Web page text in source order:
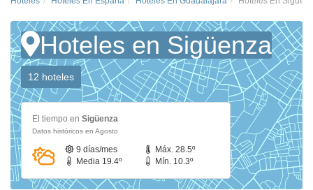
Hoteles en Sigüenza
12 hoteles
El tiempo en Sigüenza
Datos históricos en Agosto
9 días/mes
Máx. 28.5º
Media 19.4º
Mín. 10.3º